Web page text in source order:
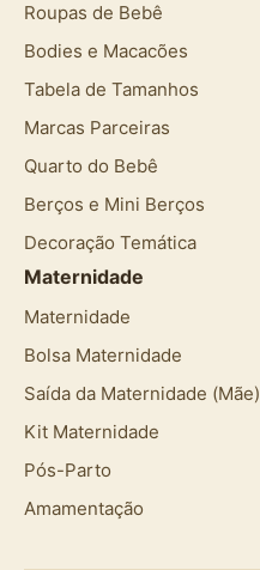
Roupas de Bebê
Bodies e Macacões
Tabela de Tamanhos
Marcas Parceiras
Quarto do Bebê
Berços e Mini Berços
Decoração Temática
Maternidade
Maternidade
Bolsa Maternidade
Saída da Maternidade (Mãe)
Kit Maternidade
Pós-Parto
Amamentação